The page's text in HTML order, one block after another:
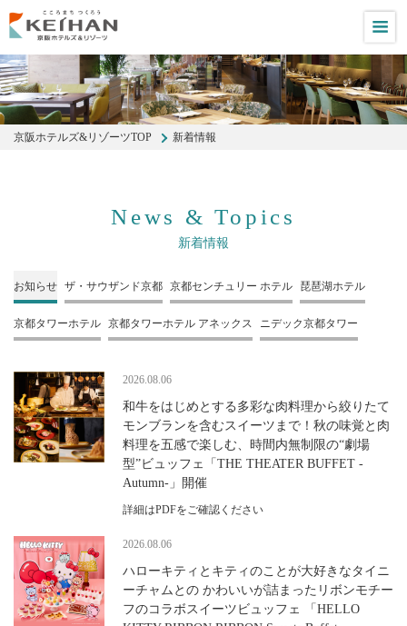
京阪ホテルズ&リゾーツTOP 新着情報
News & Topics
新着情報
お知らせ ザ・サウザンド京都 京都センチュリー ホテル 琵琶湖ホテル
京都タワーホテル 京都タワーホテル アネックス ニデック京都タワー
2026.08.06
和牛をはじめとする多彩な肉料理から絞りたて
モンブランを含むスイーツまで！秋の味覚と肉
料理を五感で楽しむ、時間内無制限の“劇場
型”ビュッフェ「THE THEATER BUFFET -
Autumn-」開催
詳細はPDFをご確認ください
2026.08.06
ハローキティとキティのことが大好きなタイニ
ーチャムとの かわいいが詰まったリボンモチー
フのコラボスイーツビュッフェ 「HELLO